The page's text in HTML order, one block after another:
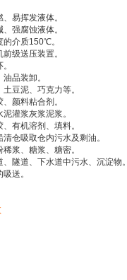
挥发液体。
腐蚀液体。
介质150℃。
送压装置。
品装卸。
泥、巧克力等。
料粘合剂。
浆灰浆泥浆。
机溶剂、填料。
吸取仓内污水及剩油。
、糖浆、糖密。
道、下水道中污水、沉淀物。
送。